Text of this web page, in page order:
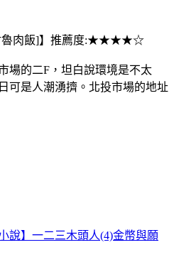
財魯肉飯]】推薦度:★★★★☆
場的二F，坦白說環境是不太
可是人潮湧擠。北投市場的地址
說】一二三木頭人(4)金幣與願